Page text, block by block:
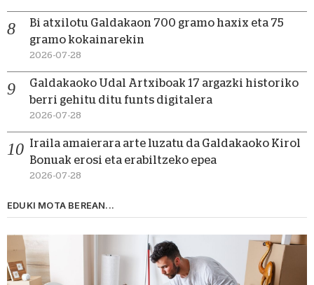
Bi atxilotu Galdakaon 700 gramo haxix eta 75
gramo kokainarekin
2026-07-28
Galdakaoko Udal Artxiboak 17 argazki historiko
berri gehitu ditu funts digitalera
2026-07-28
Iraila amaierara arte luzatu da Galdakaoko Kirol
Bonuak erosi eta erabiltzeko epea
2026-07-28
EDUKI MOTA BEREAN...